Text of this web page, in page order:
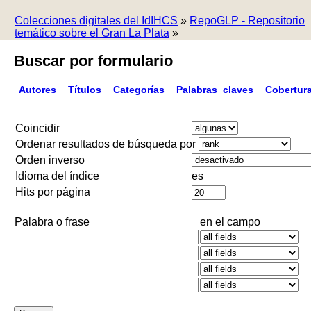
Colecciones digitales del IdIHCS » RepoGLP - Repositorio
temático sobre el Gran La Plata »
Buscar por formulario
Autores Títulos Categorías Palabras_claves
Coincidir
Ordenar resultados de búsqueda por
Orden inverso
Idioma del índice
es
Hits por página
Palabra o frase en el campo